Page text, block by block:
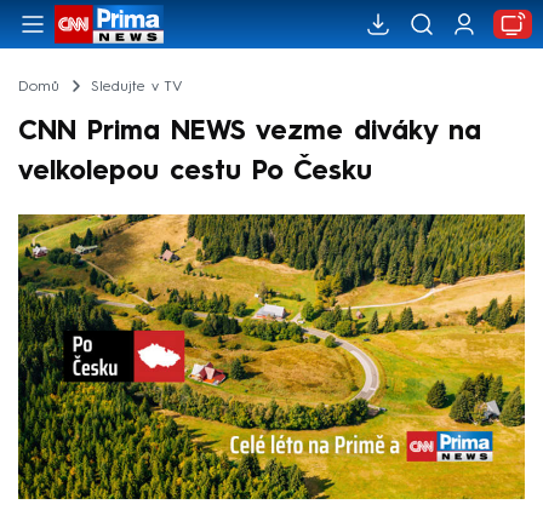
Domů Sledujte v TV
CNN Prima NEWS vezme diváky na
velkolepou cestu Po Česku